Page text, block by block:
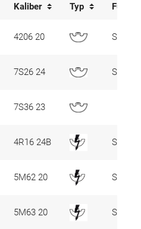
Kaliber Typ
4206 20 SC,
7S26 24 SC,
7S36 23
4R16 24B SC,
5M62 20 SC, D3
5M63 20 SC,